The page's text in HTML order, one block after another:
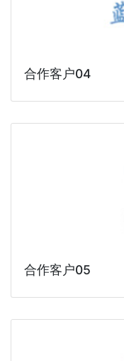
合作客户04
合作客户05